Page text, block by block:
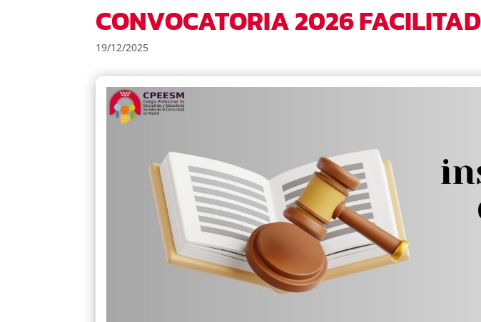
CONVOCATORIA 2026
19/12/2025